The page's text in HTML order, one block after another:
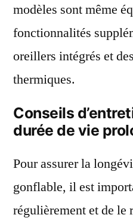
modèles sont même
fonctionnalités
oreillers intégrés et
thermiques.
Conseils
durée de vie
Pour assurer la
gonflable, il est
régulièrement et de le